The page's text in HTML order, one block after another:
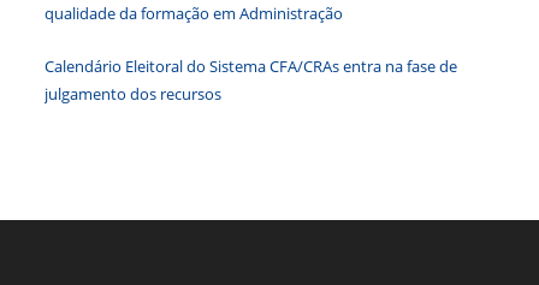
qualidade da formação em Administração
Calendário Eleitoral do Sistema CFA/CRAs entra na fase de
julgamento dos recursos